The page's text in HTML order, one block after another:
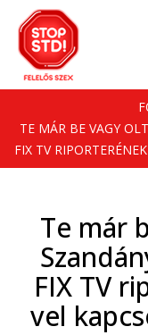
TE MÁR BE VAGY
FIX TV
Te már
FIX TV
vel